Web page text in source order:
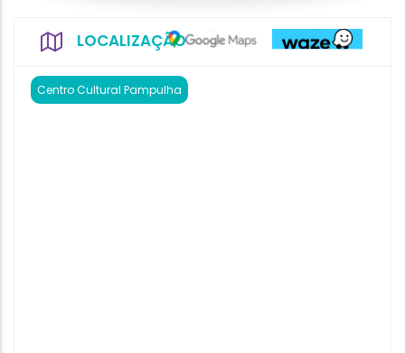
LOCALIZAÇÃO
Centro Cultural Pampulha